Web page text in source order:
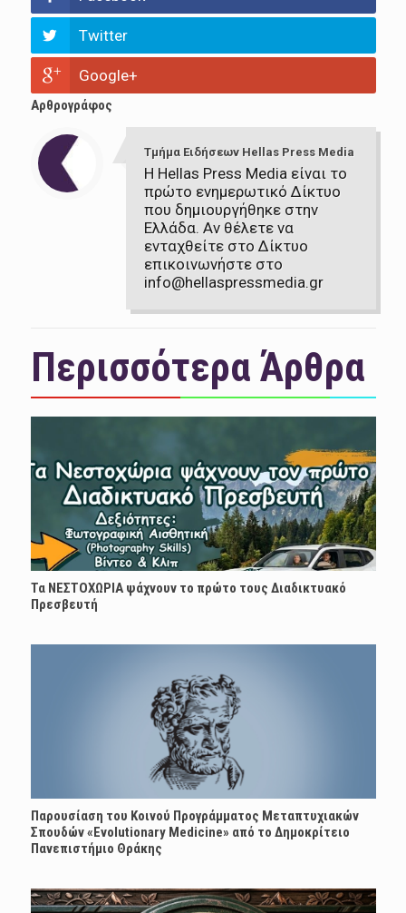
Twitter
Google+
Αρθρογράφος
Τμήμα Ειδήσεων Hellas Press Media
Η Hellas Press Media είναι το
πρώτο ενημερωτικό Δίκτυο
που δημιουργήθηκε στην
Ελλάδα. Αν θέλετε να
ενταχθείτε στο Δίκτυο
επικοινωνήστε στο
info@hellaspressmedia.gr
Περισσότερα Άρθρα
Τα ΝΕΣΤΟΧΩΡΙΑ ψάχνουν το πρώτο τους Διαδικτυακό
Πρεσβευτή
Παρουσίαση του Κοινού Προγράμματος Μεταπτυχιακών
Σπουδών «Evolutionary Medicine» από το Δημοκρίτειο
Πανεπιστήμιο Θράκης